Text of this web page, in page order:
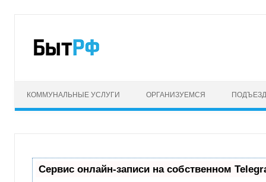
КОММУНАЛЬНЫЕ УСЛУГИ ОРГАНИЗУЕМСЯ ПОДЪЕЗД
Сервис онлайн-записи на собственном